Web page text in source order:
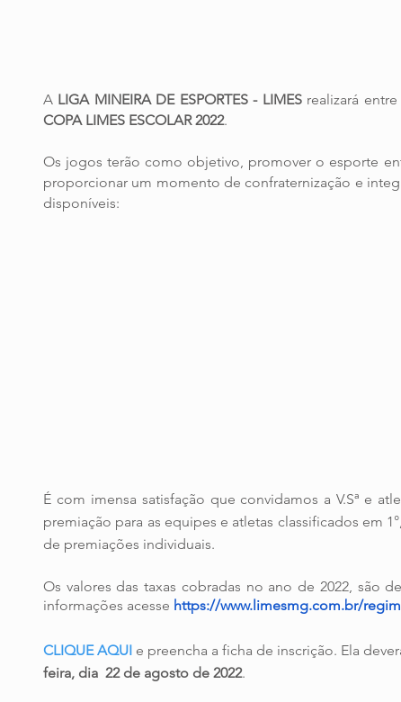
A LIGA MINEIRA DE ESPORTES - LIMES
COPA LIMES ESCOLAR 2022.
Os jogos terão como objetivo, promover o esporte
proporcionar um momento de confraternização e
disponíveis:
É com imensa satisfação que convidamos a V.Sª e
premiação para as equipes e atletas classificados em
de premiações individuais.
Os valores das taxas cobradas no ano de 2022, são
informações acesse https://www.limesmg.com.br/
CLIQUE AQUI e preencha a ficha de inscrição. Ela
feira, dia  22 de agosto de 2022.